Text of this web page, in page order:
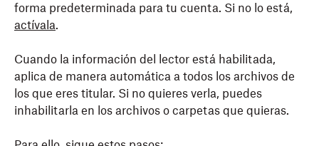
forma predeterminada para tu cuenta. Si no lo está,
actívala.
Cuando la información del lector está habilitada,
aplica de manera automática a todos los archivos de
los que eres titular. Si no quieres verla, puedes
inhabilitarla en los archivos o carpetas que quieras.